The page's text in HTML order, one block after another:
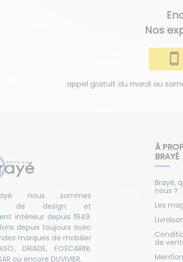
Nos
appel gratuit du mardi au
À
BRAYÉ
Brayé,
nous ?
Les
de
nous sommes
de design et
intérieur depuis 1949.
depuis toujours avec
marques de mobilier
DRIADE, FOSCARINI,
ou encore DUVIVIER.